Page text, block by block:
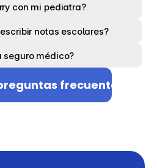
con mi pediatra?
notas escolares?
seguro médico?
frecuentes